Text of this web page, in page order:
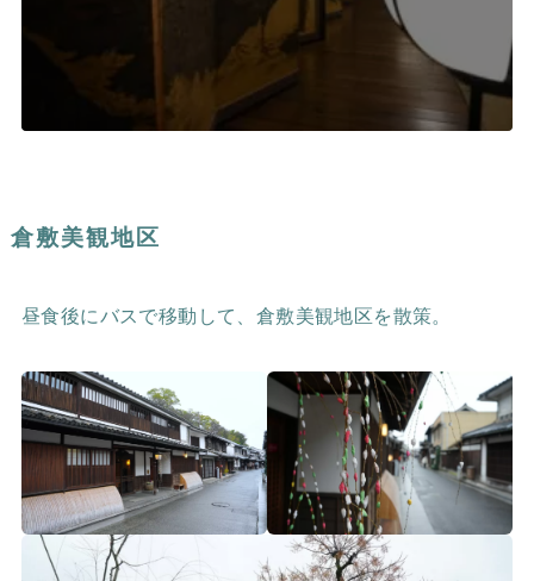
倉敷美観地区
昼食後にバスで移動して、倉敷美観地区を散策。